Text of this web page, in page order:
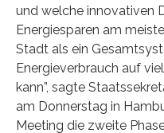
und welche innovativen
Energiesparen am
Stadt als ein
Energieverbrauch auf
kann”, sagte
am Donnerstag in
Meeting die zweite